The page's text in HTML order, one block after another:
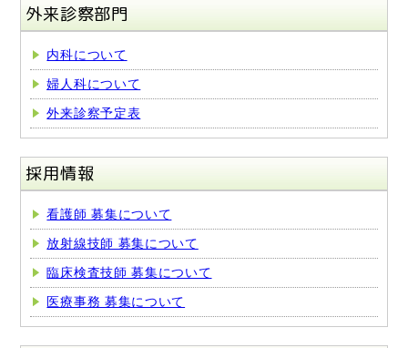
外来診察部門
内科について
婦人科について
外来診察予定表
採用情報
看護師 募集について
放射線技師 募集について
臨床検査技師 募集について
医療事務 募集について